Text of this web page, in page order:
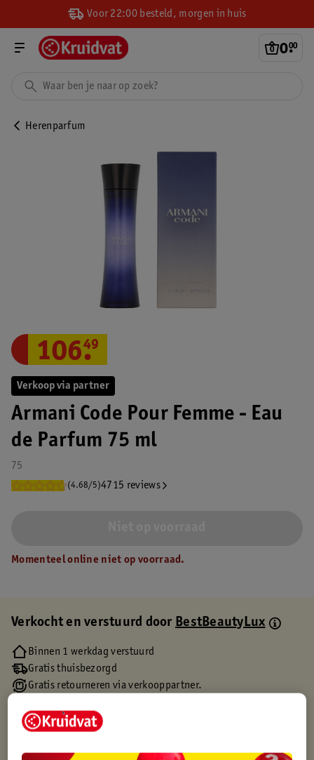
Voor 22:00 besteld, morgen in huis
0.
00
Herenparfum
Verkoop via partner
Armani Code Pour Femme - Eau
de Parfum 75 ml
75
(4.68/5)4715 reviews
106.
49
Momenteel online niet op voorraad.
Verkocht en verstuurd doorBestBeautyLux
Binnen 1 werkdag verstuurd
Gratis thuisbezorgd
Gratis retourneren via verkooppartner.